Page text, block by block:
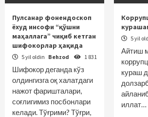
Пулсанар фонендоскоп
ёхуд инсофи “қўшни
маҳаллага” чиқиб кетган
шифокорлар ҳақида
5 yil oldin Behzod 1 831
Шифокор деганда кўз
олдингизга оқ халатдаги
нажот фаришталари,
соғлигимиз посбонлари
келади. Тўғрими? Тўғри,
5 yil
Айтиш
кураш
иллат…